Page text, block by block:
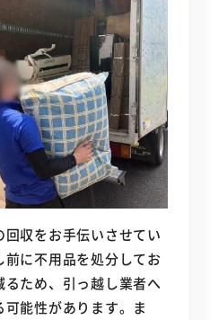
収をお手伝いさせてい
に不用品を処分してお
るため、引っ越し業者へ
能性があります。ま